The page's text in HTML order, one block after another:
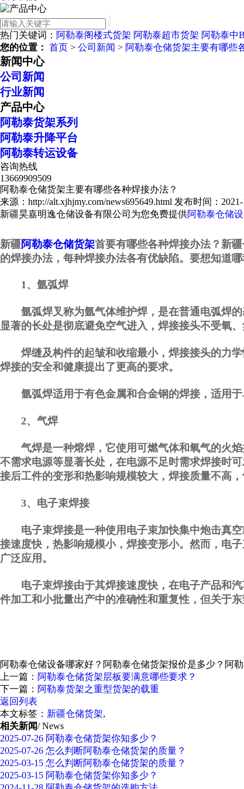
热门关键词： 阿勒泰阁楼式货架 阿勒泰超市货架 阿勒泰中
您的位置： 首页 > 公司新闻 > 阿勒泰仓储货架主要有哪些
新闻中心
公司新闻
行业新闻
产品中心
阿勒泰货架系列
阿勒泰升降平台
阿勒泰转运设备
咨询热线
13669909509
阿勒泰仓储货架主要有哪些各种焊接办法？
来源：http://alt.xjhjmy.com/news695649.html 发布时间：2021-
新疆昊嘉明逸仓储设备有限公司为您免费提供阿勒泰仓储
新疆阿勒泰仓储货架首要有哪些各种焊接办法？ 新
的焊接办法，每种焊接办法各有优缺陷。要想知道
1、氩弧焊
氩弧焊叉称为氩气体维护焊，是在普通电弧焊的
显著的长处是彻底避免空气进入，焊接接头不受氧
焊缝及构件的起皱和收缩最小，焊接接头的力学
焊接的安全和健康提出了更高的要求。
氩弧焊适用于有色金属和合金钢的焊接，适用于
2、气焊
气焊是一种熔焊，它使用可燃气体和氧气的火焰
不需求电源等显著长处，在电源不足时需求焊接时
接后工件的变形和热影响规模较大，焊接质量不高
3、电子束焊接
电子束焊接是一种使用电子束加快集中炮击真空
接速度快，热影响规模小，焊接变形小。然而，电
广泛应用。
电子束焊接由于其焊接速度快，在电子产品和汽
件加工和小批量出产中的准确性和重复性，但关于
阿勒泰仓储设备哪家好？阿勒泰仓储货架报价是多少？阿
上一篇： 阿勒泰仓储货架层板要满意哪些要求？
下一篇： 阿勒泰货架之重型货架的载重
返回列表
本文标签： 新疆仓储货架,
相关新闻/ News
2025-07-26 阿勒泰仓储货架你知多少？
2025-07-26 怎么判断阿勒泰仓储货架的质量？
2025-03-15 怎么判断阿勒泰仓储货架的质量？
2025-03-15 阿勒泰仓储货架你知多少？